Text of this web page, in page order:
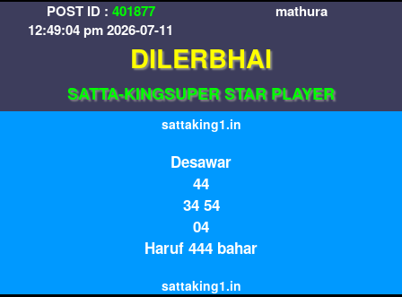
POST ID : 401877
12:49:04 pm 2026-07-11
mathura
DILERBHAI
SATTA-KINGSUPER STAR PLAYER
sattaking1.in
Desawar
44
34 54
04
Haruf 444 bahar
sattaking1.in